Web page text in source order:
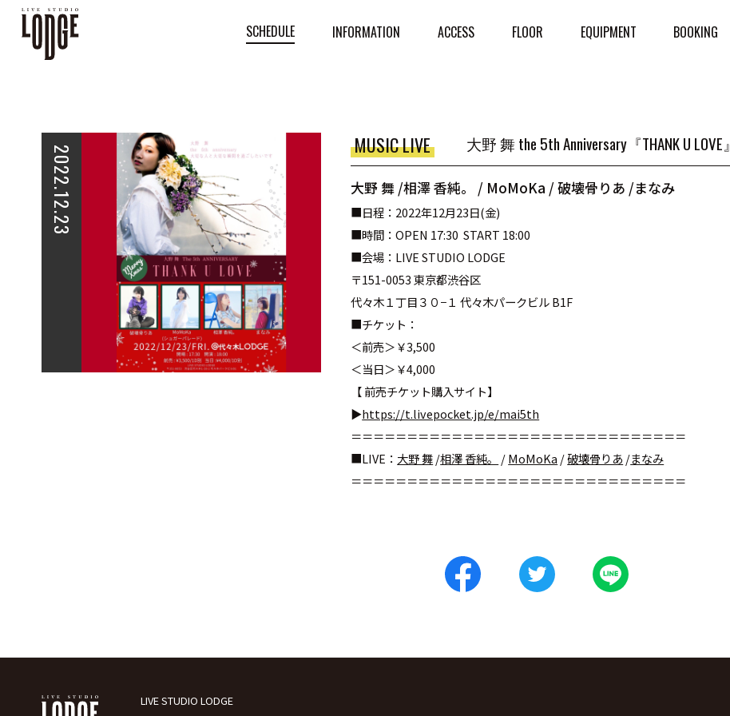
SCHEDULE INFORMATION ACCESS FLOOR EQUIPMENT BOOKING
2022.12.23 MUSIC LIVE 大野 舞 the 5th Anniversary『THANK U LOVE』
大野 舞 /相澤 香純。 / MoMoKa / 破壊骨りあ /まなみ
■日程：2022年12月23日(金)
■時間：OPEN 17:30 START 18:00
■会場： LIVE STUDIO LODGE
〒151-0053東京都渋谷区
代々木１丁目３０−１ 代々木パークビルB1F
■チケット：
＜前売＞￥3,500
＜当日＞￥4,000
【前売チケット購入サイト】
▶︎https://t.livepocket.jp/e/mai5th
＝＝＝＝＝＝＝＝＝＝＝＝＝＝＝＝＝＝＝＝＝＝＝＝＝＝＝＝＝＝
■LIVE ： 大野 舞/相澤 香純。 /MoMoKa /破壊骨りあ /まなみ
＝＝＝＝＝＝＝＝＝＝＝＝＝＝＝＝＝＝＝＝＝＝＝＝＝＝＝＝＝＝
LIVE STUDIO LODGE